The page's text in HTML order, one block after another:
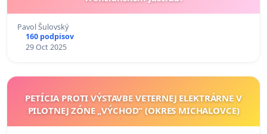
Pavol Šulovský
160 podpisov
29 Oct 2025
PETÍCIA PROTI VÝSTAVBE VETERNEJ ELEKTRÁRNE V
PILOTNEJ ZÓNE „VÝCHOD“ (OKRES MICHALOVCE)